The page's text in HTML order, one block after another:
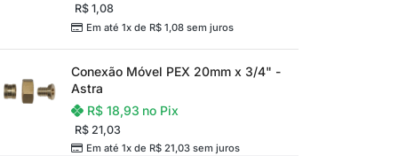
Ripado
Rodapé
R$ 1,08
Em até 1x de R$1,08sem juros
Conexão Móvel PEX 20mm x 3/4" -
Astra
R$ 21,03
Em até 1x de R$21,03sem juros
R$18,93 no Pix